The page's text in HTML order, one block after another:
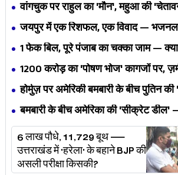
वांगचुक पर राहुल का 'मौन', महुआ की
एकता BJP का नैरेटिव बदलने से पहले बिखर
जयपुर में एक रिशफल, एक विवाद —
की जंग अब छुपेगी कैसे?
1 फेक बिल, पूरे पंजाब का चक्का जाम —
अपनी ही यूनियनों से घिर गए भगवंत मान?
₹1200 करोड़ का 'पोषण भोज' कागजों पर,
— MP के बच्चों का निवाला कौन निगल रहा
होर्मुज़ पर अमेरिकी बमबारी के बीच पुतिन
ट्रंप-ईरान की जंग अब महायुद्ध बनेगी?
बमबारी के बीच अमेरिका की 'सीक्रेट
खुलासे ने असली खेल बेनक़ाब किया?
6 लाख पौधे, 11,729 बूथ —
उत्तराखंड में 'हरेला' के बहाने BJP की
असली परीक्षा किसकी?